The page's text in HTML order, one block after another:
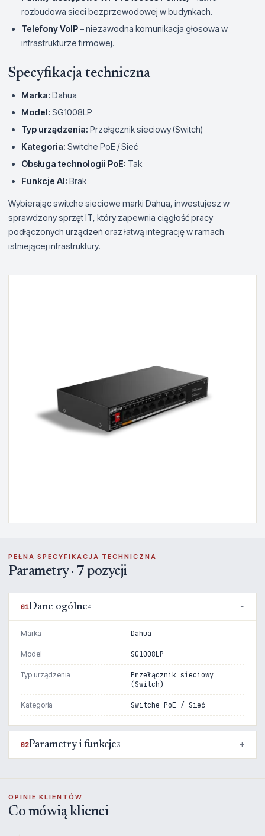
rozbudowa sieci bezprzewodowej w budynkach.
Telefony VoIP– niezawodna komunikacja głosowa w
infrastrukturze firmowej.
Specyfikacja techniczna
Marka: Dahua
Model: SG1008LP
Typ urządzenia: Przełącznik sieciowy (Switch)
Kategoria: Switche PoE / Sieć
Obsługa technologii PoE: Tak
Funkcje AI: Brak
Wybierając switche sieciowe marki Dahua, inwestujesz w
sprawdzony sprzęt IT, który zapewnia ciągłość pracy
podłączonych urządzeń oraz łatwą integrację w ramach
istniejącej infrastruktury.
PEŁNA SPECYFIKACJA TECHNICZNA
Parametry · 7 pozycji
01Dane ogólne4
Marka Dahua
Model SG1008LP
Typ urządzenia
Przełącznik sieciowy
(Switch)
Kategoria Switche PoE / Sieć
02Parametry i funkcje3
OPINIE KLIENTÓW
Co mówią klienci